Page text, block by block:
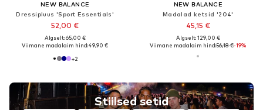
NEW BALANCE
Dressipluus 'Sport Essentials'
52,00 €
Algselt: 65,00 €
Viimane madalaim hind:49,90 €
+2
Stiilsed setid
NEW BALANCE
Madalad ketsid '204'
45,15 €
Algselt: 129,00 €
Viimane madalaim hind:56,18 €-19%